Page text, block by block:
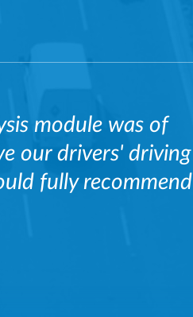
module was of
our drivers' driving
fully recommend